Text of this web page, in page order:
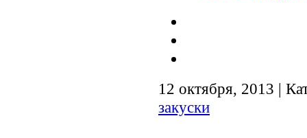
12 октября, 2013 |
закуски